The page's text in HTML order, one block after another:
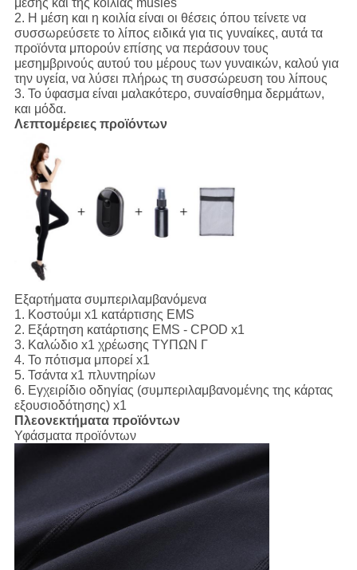
μέσης και της κοιλίας musles
2. Η μέση και η κοιλία είναι οι θέσεις όπου τείνετε να
συσσωρεύσετε το λίπος ειδικά για τις γυναίκες, αυτά τα
προϊόντα μπορούν επίσης να περάσουν τους
μεσημβρινούς αυτού του μέρους των γυναικών, καλού για
την υγεία, να λύσει πλήρως τη συσσώρευση του λίπους
3. Το ύφασμα είναι μαλακότερο, συναίσθημα δερμάτων,
και μόδα.
Λεπτομέρειες προϊόντων
Εξαρτήματα συμπεριλαμβανόμενα
1. Κοστούμι x1 κατάρτισης EMS
2. Εξάρτηση κατάρτισης EMS - CPOD x1
3. Καλώδιο x1 χρέωσης ΤΥΠΩΝ Γ
4. Το πότισμα μπορεί x1
5. Τσάντα x1 πλυντηρίων
6. Εγχειρίδιο οδηγίας (συμπεριλαμβανομένης της κάρτας
εξουσιοδότησης) x1
Πλεονεκτήματα προϊόντων
Υφάσματα προϊόντων